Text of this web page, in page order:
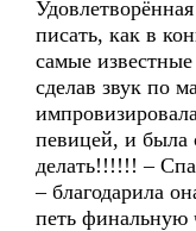
писать, как в
самые
сделав звук по
певицей, и была
делать!!!!!! –
– благодарила
петь финальную